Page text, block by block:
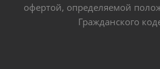
офертой, определяемой
Гражданского